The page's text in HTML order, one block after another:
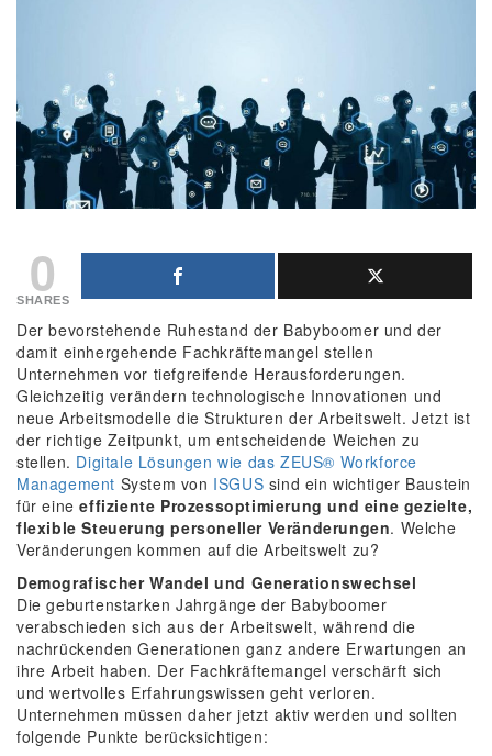
0
SHARES
Der bevorstehende Ruhestand der Babyboomer und der
damit einhergehende Fachkräftemangel stellen
Unternehmen vor tiefgreifende Herausforderungen.
Gleichzeitig verändern technologische Innovationen und
neue Arbeitsmodelle die Strukturen der Arbeitswelt. Jetzt ist
der richtige Zeitpunkt, um entscheidende Weichen zu
stellen. Digitale Lösungen wie dasZEUS® Workforce
Management System von ISGUS sind ein wichtiger Baustein
für eineeffiziente Prozessoptimierung und eine gezielte,
flexible Steuerung personeller Veränderungen. Welche
Veränderungen kommen auf die Arbeitswelt zu?
Demografischer Wandel und Generationswechsel
Die geburtenstarken Jahrgänge der Babyboomer
verabschieden sich aus der Arbeitswelt, während die
nachrückenden Generationen ganz andere Erwartungen an
ihre Arbeit haben. Der Fachkräftemangel verschärft sich
und wertvolles Erfahrungswissen geht verloren.
Unternehmen müssen daher jetzt aktiv werden und sollten
folgende Punkte berücksichtigen: